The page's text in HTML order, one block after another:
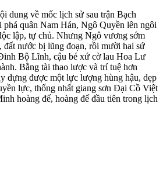
dung về mốc lịch sử sau trận Bạch
quân Nam Hán, Ngô Quyền lên ngôi
lập, tự chủ. Nhưng Ngô vương sớm
đất nước bị lũng đoạn, rồi mười hai sứ
Bộ Lĩnh, cậu bé xứ cờ lau Hoa Lư
Bằng tài thao lược và trí tuệ hơn
dựng được một lực lượng hùng hậu, dẹp
lực, thống nhất giang sơn Đại Cồ Việt
hoàng đế, hoàng đế đầu tiên trong lịch